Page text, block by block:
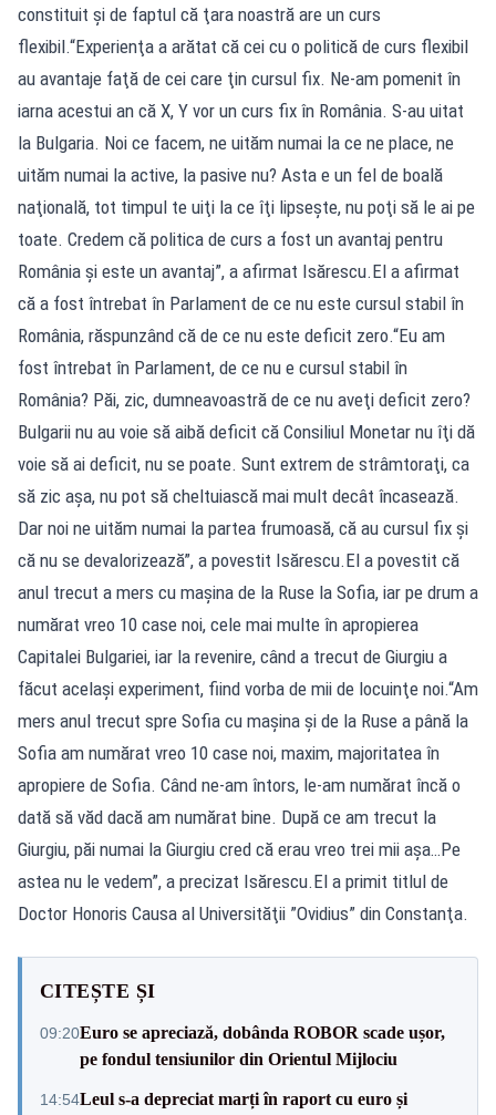
constituit şi de faptul că ţara noastră are un curs
flexibil.“Experienţa a arătat că cei cu o politică de curs flexibil
au avantaje faţă de cei care ţin cursul fix. Ne-am pomenit în
iarna acestui an că X, Y vor un curs fix în România. S-au uitat
la Bulgaria. Noi ce facem, ne uităm numai la ce ne place, ne
uităm numai la active, la pasive nu? Asta e un fel de boală
naţională, tot timpul te uiţi la ce îţi lipseşte, nu poţi să le ai pe
toate. Credem că politica de curs a fost un avantaj pentru
România şi este un avantaj”, a afirmat Isărescu.El a afirmat
că a fost întrebat în Parlament de ce nu este cursul stabil în
România, răspunzând că de ce nu este deficit zero.“Eu am
fost întrebat în Parlament, de ce nu e cursul stabil în
România? Păi, zic, dumneavoastră de ce nu aveţi deficit zero?
Bulgarii nu au voie să aibă deficit că Consiliul Monetar nu îţi dă
voie să ai deficit, nu se poate. Sunt extrem de strâmtoraţi, ca
să zic aşa, nu pot să cheltuiască mai mult decât încasează.
Dar noi ne uităm numai la partea frumoasă, că au cursul fix şi
că nu se devalorizează”, a povestit Isărescu.El a povestit că
anul trecut a mers cu maşina de la Ruse la Sofia, iar pe drum a
numărat vreo 10 case noi, cele mai multe în apropierea
Capitalei Bulgariei, iar la revenire, când a trecut de Giurgiu a
făcut acelaşi experiment, fiind vorba de mii de locuinţe noi.“Am
mers anul trecut spre Sofia cu maşina şi de la Ruse a până la
Sofia am numărat vreo 10 case noi, maxim, majoritatea în
apropiere de Sofia. Când ne-am întors, le-am numărat încă o
dată să văd dacă am numărat bine. După ce am trecut la
Giurgiu, păi numai la Giurgiu cred că erau vreo trei mii aşa…Pe
astea nu le vedem”, a precizat Isărescu.El a primit titlul de
Doctor Honoris Causa al Universităţii ”Ovidius” din Constanţa.
CITEȘTE ȘI
09:20Euro se apreciază, dobânda ROBOR scade ușor,
pe fondul tensiunilor din Orientul Mijlociu
14:54Leul s-a depreciat marți în raport cu euro și